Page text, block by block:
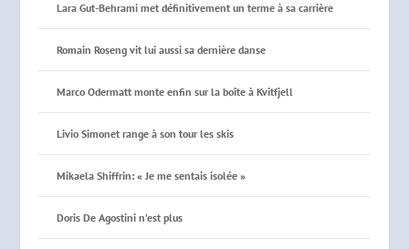
Lara Gut-Behrami met définitivement un terme à sa carrière
Romain Roseng vit lui aussi sa dernière danse
Marco Odermatt monte enfin sur la boîte à Kvitfjell
Livio Simonet range à son tour les skis
Mikaela Shiffrin: « Je me sentais isolée »
Doris De Agostini n’est plus